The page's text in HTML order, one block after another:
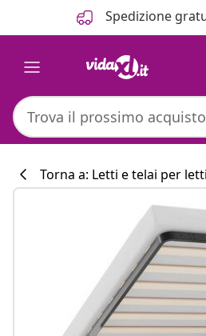
Spedizione
Torna a: Letti e telai per letti